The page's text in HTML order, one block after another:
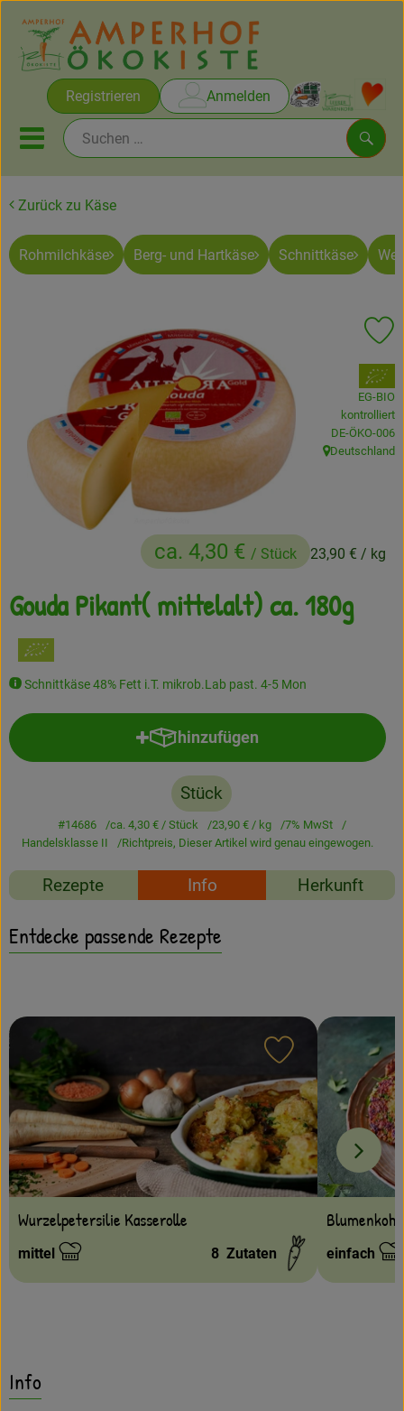
Registrieren Anmelden
Mobiles Menu öffnen oder
Rezepte
Obst & Gemüse
Frisches
Angebote
Haltbares
Gratis Ökokiste im Wert von 25 Euro
Über uns
Zurück zu Käse
Rohmilchkäse Berg- und Hartkäse Schnittkäse
Gouda Pikant( mittelalt) ca. 180g
Schnittkäse 48% Fett i.T. mikrob.Lab past. 4-5 Mon
ca. 4,30 € / Stück 23,90 € / kg
, Verband:
EG-BIO
kontrolliert
, Kontrollstelle:
DE-ÖKO-006
, Herkunft:
Deutschland
hinzufügen
Produkt zum Warenkorb
Stück
#14686 ca. 4,30 € / Stück 23,90 € / kg
7% MwSt
Handelsklasse II
Richtpreis, Dieser Artikel wird genau eingewogen.
Rezepte Info Herkunft
Entdecke passende Rezepte
Wurzelpetersilie Kasserolle
Schwierigkeit:
mittel 8 Zutaten
Rezept zu
einfach
Info